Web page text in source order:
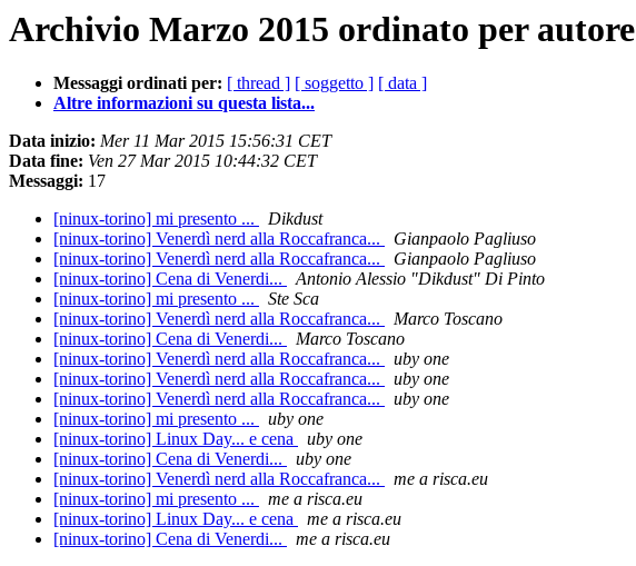
Archivio Marzo 2015 ordinato per autore
Messaggi ordinati per: [ thread ] [ soggetto ] [ data ]
Altre informazioni su questa lista...
Data inizio: Mer 11 Mar 2015 15:56:31 CET
Data fine: Ven 27 Mar 2015 10:44:32 CET
Messaggi: 17
[ninux-torino] mi presento ...
Dikdust
[ninux-torino] Venerdì nerd alla Roccafranca...
Gianpaolo Pagliuso
[ninux-torino] Venerdì nerd alla Roccafranca...
Gianpaolo Pagliuso
[ninux-torino] Cena di Venerdi...
Antonio Alessio "Dikdust" Di Pinto
[ninux-torino] mi presento ...
Ste Sca
[ninux-torino] Venerdì nerd alla Roccafranca...
Marco Toscano
[ninux-torino] Cena di Venerdi...
Marco Toscano
[ninux-torino] Venerdì nerd alla Roccafranca...
uby one
[ninux-torino] Venerdì nerd alla Roccafranca...
uby one
[ninux-torino] Venerdì nerd alla Roccafranca...
uby one
[ninux-torino] mi presento ...
uby one
[ninux-torino] Linux Day... e cena
uby one
[ninux-torino] Cena di Venerdi...
uby one
[ninux-torino] Venerdì nerd alla Roccafranca...
me a risca.eu
[ninux-torino] mi presento ...
me a risca.eu
[ninux-torino] Linux Day... e cena
me a risca.eu
[ninux-torino] Cena di Venerdi...
me a risca.eu